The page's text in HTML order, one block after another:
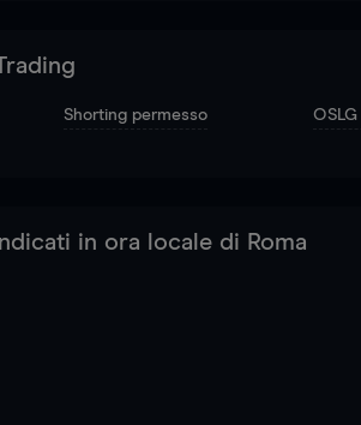
Shorting permesso
in ora locale di Roma